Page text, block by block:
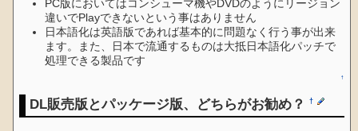
PC版においてはコンシューマ機やDVDのようにリージョン
違いでPlayできないという事はありません
日本語化は英語版であれば基本的に問題なく行う事が出来
ます。また、日本で流通するものは大抵日本語化パッチで
処理できる製品です
↑
DL販売版とパッケージ版、どちらがお勧め？†